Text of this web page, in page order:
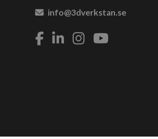
info@3dverkstan.se